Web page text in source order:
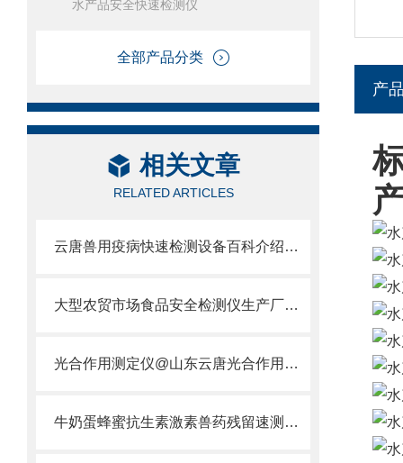
水产品安全快速检测仪
全部产品分类
相关文章
RELATED ARTICLES
云唐兽用疫病快速检测设备百科介绍：兽用疫病快速检测设备有哪些
大型农贸市场食品安全检测仪生产厂家@2022山东云唐制造
光合作用测定仪@山东云唐光合作用测定仪厂家
牛奶蛋蜂蜜抗生素激素兽药残留速测仪行业推荐选择云唐兽药残留检测仪厂家
产